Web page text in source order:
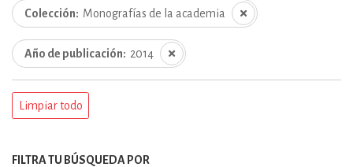
Colección Monografías de la academia
Año de publicación 2014
Limpiar todo
FILTRA TU BÚSQUEDA POR